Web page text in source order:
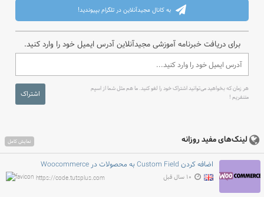
به کانال مجیدآنلاین در تلگرام بپیوندید!
برای دریافت خبرنامه آموزشی مجیدآنلاین آدرس ایمیل خود را وارد کنید.
هر زمان که بخواهید می‌توانید اشتراک خود را لغو کنید. ما هم مثل شما از اسپم
متنفریم !
اشتراک
لینک‌های مفید روزانه نمایش کامل
اضافه کردن Custom Field به محصولات در Woocommerce
https://code.tutsplus.com ۱۰ سال قبل